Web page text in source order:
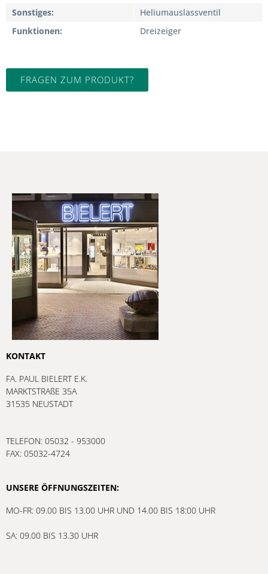
Sonstiges
Heliumauslassventil
Funktionen
Dreizeiger
FRAGEN ZUM PRODUKT?
KONTAKT
FA. PAUL BIELERT E.K.
MARKTSTRAßE 35A
31535 NEUSTADT
TELEFON: 05032 - 953000
FAX: 05032-4724
UNSERE ÖFFNUNGSZEITEN:
MO-FR: 09.00 BIS 13.00 UHR UND 14.00 BIS 18:00 UHR
SA: 09.00 BIS 13.30 UHR